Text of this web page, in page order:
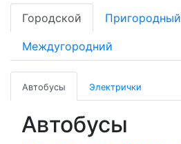
Городской Пригородный
Междугородний
Автобусы Электрички
Автобусы